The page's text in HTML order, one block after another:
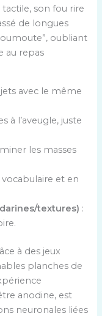
son fou rire
de longues
oubliant
au repas
avec le même
à l’aveugle, juste
les masses
et en
textures) :
à des jeux
planches de
anodine, est
neuronales liées